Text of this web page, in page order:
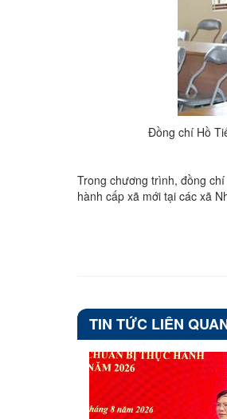
Đồng chí Hồ
Trong chương trình, đồng
hành cấp xã mới tại các xã
TIN TỨC LIÊN